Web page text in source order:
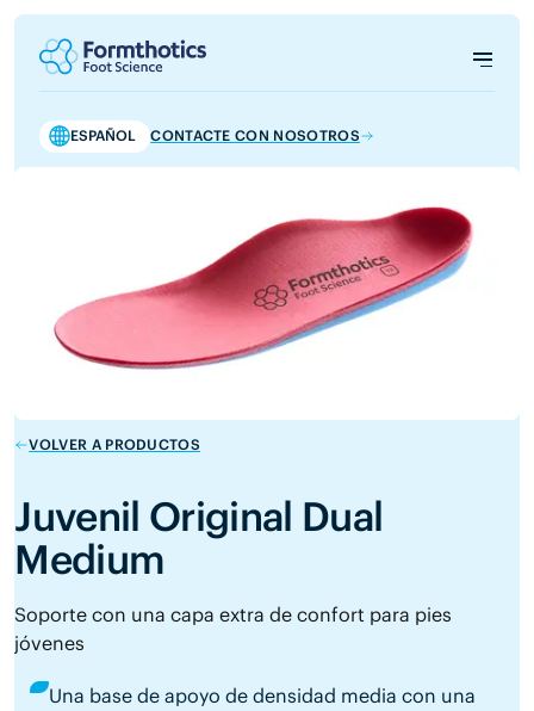
ESPAÑOL CONTACTE CON NOSOTROS
VOLVER A PRODUCTOS
Juvenil Original Dual
Medium
Soporte con una capa extra de confort para pies
jóvenes
Una base de apoyo de densidad media con una